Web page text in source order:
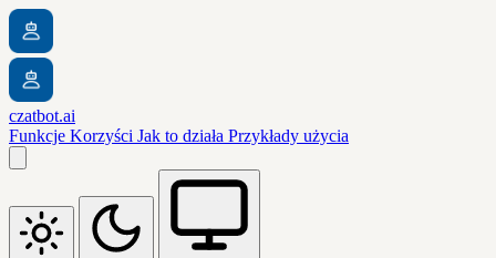
czatbot.ai
Funkcje Korzyści Jak to działa Przykłady użycia